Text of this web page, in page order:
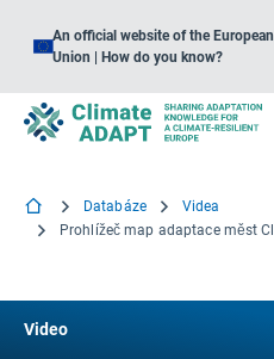
An official website of the European
Union | How do you know?
Databáze
Videa
Video